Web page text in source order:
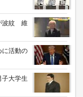
波紋 維
に活動の
子大学生